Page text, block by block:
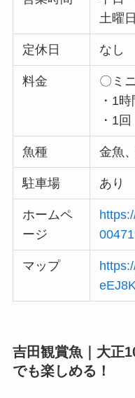
土曜
定休日 なし
料金
〇ミ
・1
・1
魚種 金魚
駐車場 あり
ホームペ
ージ
マップ
吉田観賞魚｜大正
でも楽しめる！